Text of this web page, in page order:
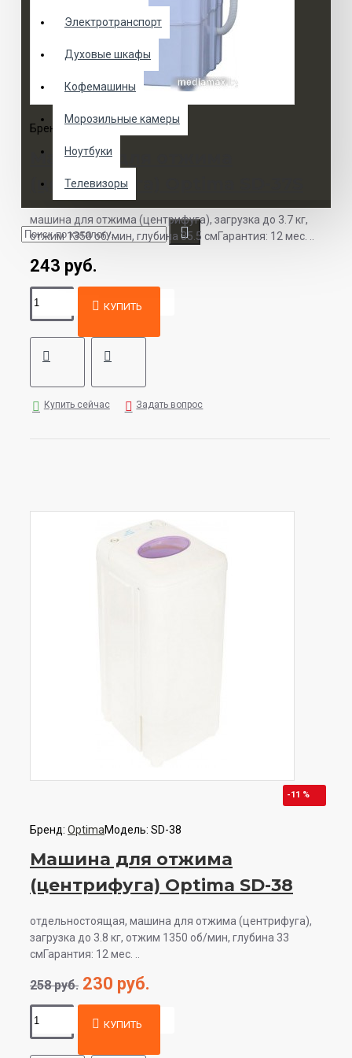
Электротранспорт
Духовые шкафы
Кофемашины
Морозильные камеры
Ноутбуки
Телевизоры
Бренд:OptimaМодель:SD-37S
Машина для отжима
(центрифуга) Optima SD-37S
машина для отжима (центрифуга), загрузка до 3.7 кг,
отжим 1350 об/мин, глубина 35.5 смГарантия: 12 мес. ..
243 руб.
КУПИТЬ
Купить сейчас Задать вопрос
-11 %
Бренд: OptimaМодель: SD-38
Машина для отжима
(центрифуга) Optima SD-38
отдельностоящая, машина для отжима (центрифуга),
загрузка до 3.8 кг, отжим 1350 об/мин, глубина 33
смГарантия: 12 мес. ..
258 руб. 230 руб.
КУПИТЬ